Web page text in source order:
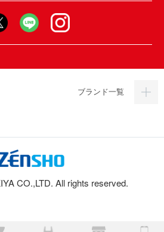
ブランド一覧
CO.,LTD. All rights reserved.